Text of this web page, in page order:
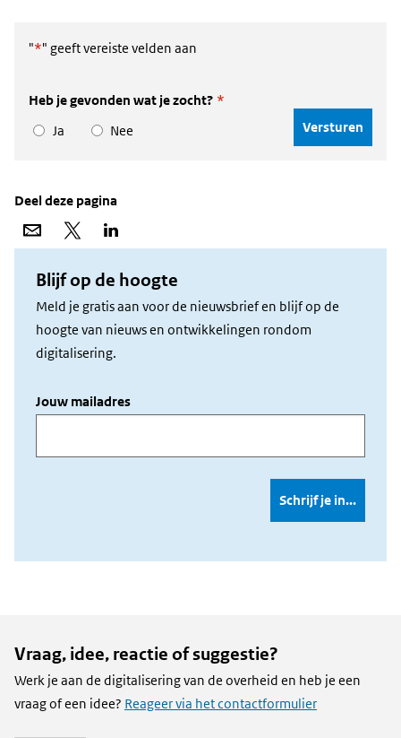
"*" geeft vereiste velden aan
Heb je gevonden wat je zocht? *
Ja
Nee
Deel deze pagina
Deel
e-
Deel
X
LinkedIn
Blijf op de hoogte
Meld je gratis aan voor de nieuwsbrief en blijf op de
hoogte van nieuws en ontwikkelingen rondom
digitalisering.
Jouw mailadres
Vraag, idee, reactie of suggestie?
Werk je aan de digitalisering van de overheid en heb je een
vraag of een idee? Reageer via het contactformulier